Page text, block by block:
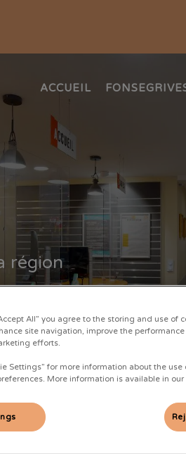
ACCUEIL
région
All” you agree to the storing and use of
site navigation, improve the
efforts.
Settings” for more information about the
More information is available in